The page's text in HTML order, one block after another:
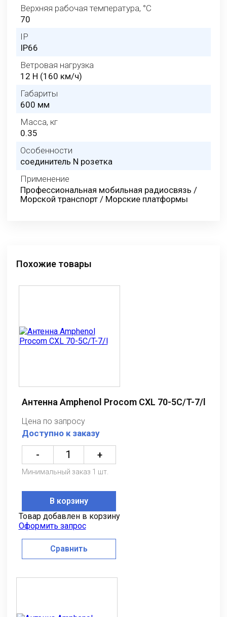
Верхняя рабочая температура, °C
70
IP
IP66
Ветровая нагрузка
12 Н (160 км/ч)
Габариты
600 мм
Масса, кг
0.35
Особенности
соединитель N розетка
Применение
Профессиональная мобильная радиосвязь /
Морской транспорт / Морские платформы
Похожие товары
Антенна Amphenol Procom CXL 70-5C/T-7/l
Цена по запросу
Доступно к заказу
- +
Минимальный заказ 1 шт.
В корзину
Товар добавлен в корзину
Оформить запрос
Сравнить